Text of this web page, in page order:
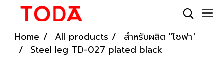
Home All products
สำหรับผลิต "โซฟา"
Steel leg TD-027 plated black